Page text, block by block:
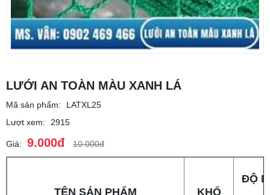
LƯỚI AN TOÀN MÀU XANH LÁ
Mã sản phẩm:
LATXL25
Lượt xem:
2915
Giá: 9.000đ 10.000đ
TÊN SẢN PHẨM KHỔ
ĐỘ